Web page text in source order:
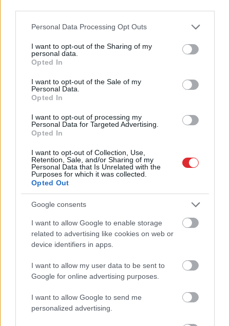
Please note that this website/app uses one or more Google
not limited to your visit or usage behaviour. You may click to
grant or deny consent to Google and its third-party tags to
use your data for below specified purposes in below Google
consent section.
Personal Data Processing Opt Outs
I want to opt-out of the Sharing of my
personal data.
Opted In
I want to opt-out of the Sale of my
Personal Data.
Opted In
I want to opt-out of processing my
Personal Data for Targeted Advertising.
Opted In
I want to opt-out of Collection, Use,
Retention, Sale, and/or Sharing of my
Personal Data that Is Unrelated with the
Purposes for which it was collected.
Opted Out
Google consents
I want to allow Google to enable storage
related to advertising like cookies on web or
device identifiers in apps.
I want to allow my user data to be sent to
Google for online advertising purposes.
I want to allow Google to send me
personalized advertising.
Nosaukti nāvējošākie
automobiļi uz ceļiem:
turam īkšķus, lai neatrodi
sarakstā savu auto
Atcelt Ziņot